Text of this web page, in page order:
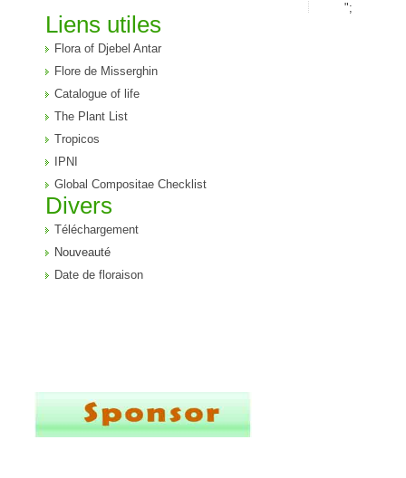
";
Liens utiles
Flora of Djebel Antar
Flore de Misserghin
Catalogue of life
The Plant List
Tropicos
IPNI
Global Compositae Checklist
Divers
Téléchargement
Nouveauté
Date de floraison